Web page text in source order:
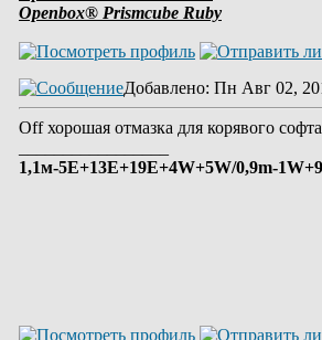
Openbox® Prismcube Ruby
Добавлено: Пн Авг 02,
Off хорошая отмазка для корявого
1,1м-5E+13E+19Е+4W+5W/0,9m-